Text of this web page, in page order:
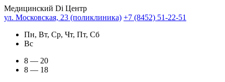
Медицинский Di Центр
ул. Московская, 23 (поликлиника) +7 (8452) 51-22-51
Пн, Вт, Ср, Чт, Пт, Сб
Вс
8 — 20
8 — 18